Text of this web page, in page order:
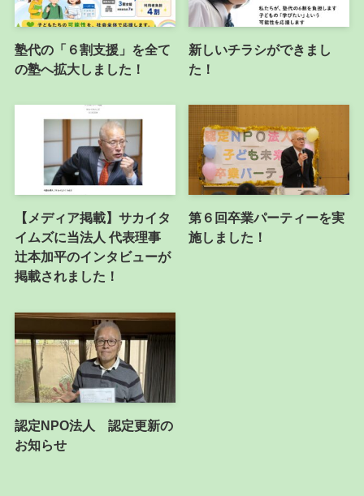
塾代の「６割支援」を全て
の塾へ拡大しました！
新しいチラシができまし
た！
【メディア掲載】サカイタ
イムズに当法人 代表理事
辻本加平のインタビューが
掲載されました！
第６回卒業パーティーを実
施しました！
認定NPO法人 認定更新の
お知らせ